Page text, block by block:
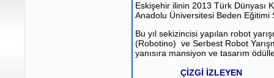
Eskişehir ilinin 2013 Türk Dünyası
Anadolu Üniversitesi Beden Eğitimi
Bu yıl sekizincisi yapılan robot
(Robotino) ve Serbest Robot
yanısıra mansiyon ve tasarım
ÇİZGİ İZLEYEN